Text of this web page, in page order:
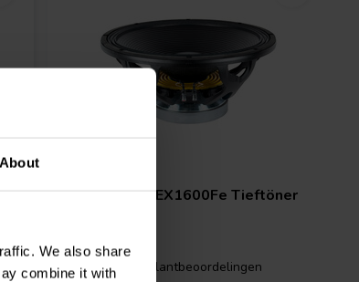
About
We also share
combine it with
Beyma18QLEX1600Fe Tieftöner
1 klantbeoordelingen